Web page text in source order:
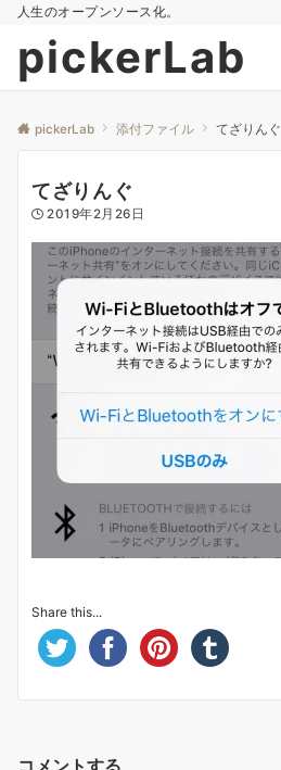
人生のオープンソース化。
pickerLab
pickerLab 添付ファイル てざりんぐ
てざりんぐ
2019年2月26日
Share this...
コメントする